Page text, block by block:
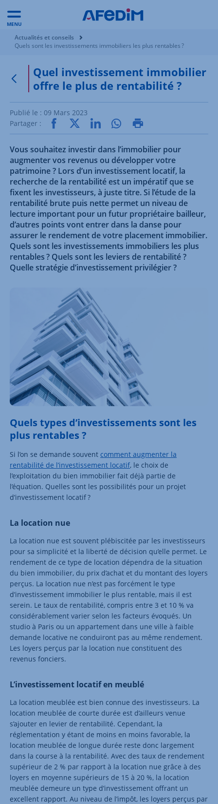
MENU
Vous êtes ici:
Actualités et conseils
Quels sont les investissements immobiliers les plus rentables ?
Retour à la page précédente
Quel investissement immobilier
offre le plus de rentabilité ?
Publié le : 09 Mars 2023
Partager :
Vous souhaitez investir dans l’immobilier pour
augmenter vos revenus ou développer votre
patrimoine ? Lors d’un investissement locatif, la
recherche de la rentabilité est un impératif que se
fixent les investisseurs, à juste titre. Si l’étude de la
rentabilité brute puis nette permet un niveau de
lecture important pour un futur propriétaire bailleur,
d’autres points vont entrer dans la danse pour
assurer le rendement de votre placement immobilier.
Quels sont les investissements immobiliers les plus
rentables ? Quels sont les leviers de rentabilité ?
Quelle stratégie d’investissement privilégier ?
Quels types d’investissements sont les
plus rentables ?
Si l’on se demande souvent comment augmenter la
rentabilité de l’investissement locatif, le choix de
l’exploitation du bien immobilier fait déjà partie de
l’équation. Quelles sont les possibilités pour un projet
d’investissement locatif ?
La location nue
La location nue est souvent plébiscitée par les investisseurs
pour sa simplicité et la liberté de décision qu’elle permet. Le
rendement de ce type de location dépendra de la situation
du bien immobilier, du prix d’achat et du montant des loyers
perçus. La location nue n’est pas forcément le type
d’investissement immobilier le plus rentable, mais il est
serein. Le taux de rentabilité, compris entre 3 et 10 % va
considérablement varier selon les facteurs évoqués. Un
studio à Paris ou un appartement dans une ville à faible
demande locative ne conduiront pas au même rendement.
Les loyers perçus par la location nue constituent des
revenus fonciers.
L’investissement locatif en meublé
La location meublée est bien connue des investisseurs. La
location meublée de courte durée est d’ailleurs venue
s’ajouter en levier de rentabilité. Cependant, la
réglementation y étant de moins en moins favorable, la
location meublée de longue durée reste donc largement
dans la course à la rentabilité. Avec des taux de rendement
supérieur de 2 % par rapport à la location nue grâce à des
loyers en moyenne supérieurs de 15 à 20 %, la location
meublée demeure un type d’investissement offrant un
excellent rapport. Au niveau de l’impôt, les loyers perçus par